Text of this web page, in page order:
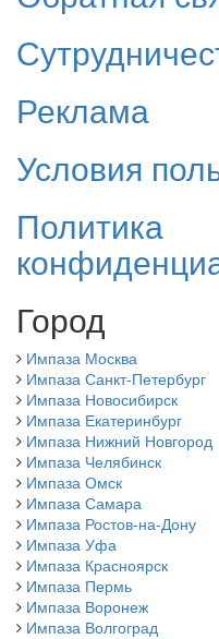
Реклама
Условия
Политика
Город
Импаза Москва
Импаза Санкт-Петербург
Импаза Новосибирск
Импаза Екатеринбург
Импаза Нижний Новгород
Импаза Челябинск
Импаза Омск
Импаза Самара
Импаза Ростов-на-Дону
Импаза Уфа
Импаза Красноярск
Импаза Пермь
Импаза Воронеж
Импаза Волгоград